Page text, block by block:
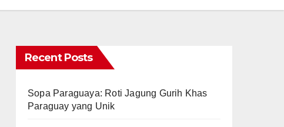
Recent Posts
Sopa Paraguaya: Roti Jagung Gurih Khas
Paraguay yang Unik